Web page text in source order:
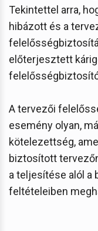
Tekintettel arra,
hibázott és a
előterjesztett
A tervezői
esemény olyan,
kötelezettség,
biztosított
a teljesítése alól a
feltételeiben